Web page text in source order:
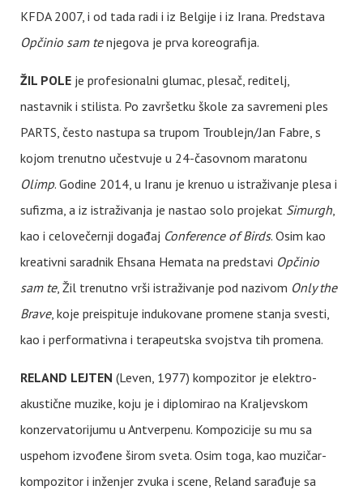
KFDA 2007, i od tada radi i iz Belgije i iz Irana. Predstava
Opčinio sam tenjegova je prva koreografija.
ŽIL POLE je profesionalni glumac, plesač, reditelj,
nastavnik i stilista. Po završetku škole za savremeni ples
PARTS, često nastupa sa trupom Troublejn/Jan Fabre, s
kojom trenutno učestvuje u 24-časovnom maratonu
Olimp. Godine 2014, u Iranu je krenuo u istraživanje plesa i
sufizma, a iz istraživanja je nastao solo projekat Simurgh,
kao i celovečernji događaj Conference of Birds. Osim kao
kreativni saradnik Ehsana Hemata na predstavi Opčinio
sam te, Žil trenutno vrši istraživanje pod nazivom Only the
Brave, koje preispituje indukovane promene stanja svesti,
kao i performativna i terapeutska svojstva tih promena.
RELAND LEJTEN (Leven, 1977) kompozitor je elektro-
akustične muzike, koju je i diplomirao na Kraljevskom
konzervatorijumu u Antverpenu. Kompozicije su mu sa
uspehom izvođene širom sveta. Osim toga, kao muzičar-
kompozitor i inženjer zvuka i scene, Reland sarađuje sa